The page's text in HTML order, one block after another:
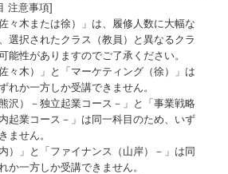
注意事項]
々木または徐）」は、履修人数に大幅な
選択されたクラス（教員）と異なるクラ
能性がありますのでご了承ください。
々木）」と「マーケティング（徐）」は
れか一方しか受講できません。
沢）－独立起業コース－」と「事業戦略
起業コース－」は同一科目のため、いず
ません。
）」と「ファイナンス（山岸）－」は同
か一方しか受講できません。